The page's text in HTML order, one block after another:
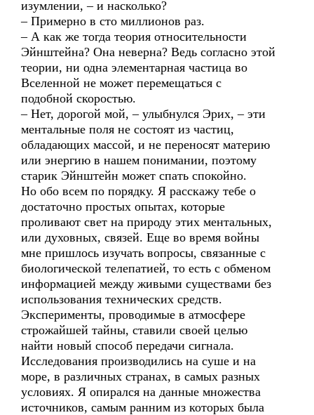
изумлении, – и насколько?
– Примерно в сто миллионов раз.
– А как же тогда теория относительности
Эйнштейна? Она неверна? Ведь согласно этой
теории, ни одна элементарная частица во
Вселенной не может перемещаться с
подобной скоростью.
– Нет, дорогой мой, – улыбнулся Эрих, – эти
ментальные поля не состоят из частиц,
обладающих массой, и не переносят материю
или энергию в нашем понимании, поэтому
старик Эйнштейн может спать спокойно.
Но обо всем по порядку. Я расскажу тебе о
достаточно простых опытах, которые
проливают свет на природу этих ментальных,
или духовных, связей. Еще во время войны
мне пришлось изучать вопросы, связанные с
биологической телепатией, то есть с обменом
информацией между живыми существами без
использования технических средств.
Эксперименты, проводимые в атмосфере
строжайшей тайны, ставили своей целью
найти новый способ передачи сигнала.
Исследования производились на суше и на
море, в различных странах, в самых разных
условиях. Я опирался на данные множества
источников, самым ранним из которых была